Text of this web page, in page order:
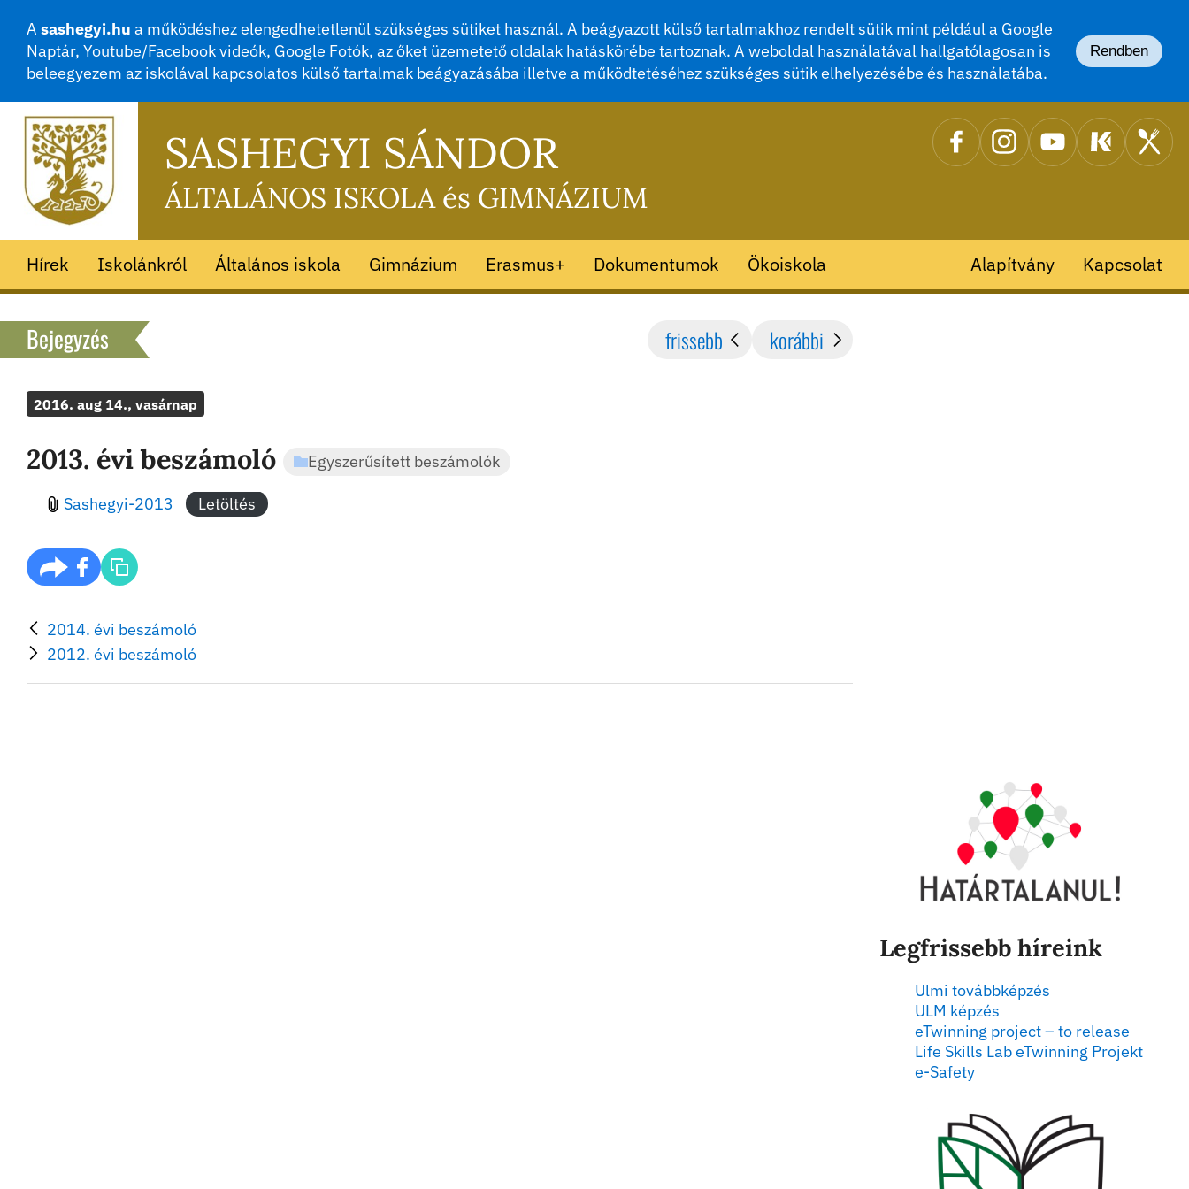
A sashegyi.hu a működéshez elengedhetetlenül szükséges sütiket használ. A beágyazott külső tartalmakhoz rendelt sütik mint például a Google
Naptár, Youtube/Facebook videók, Google Fotók, az őket üzemetető oldalak hatáskörébe tartoznak. A weboldal használatával hallgatólagosan is
beleegyezem az iskolával kapcsolatos külső tartalmak beágyazásába illetve a működtetéséhez szükséges sütik elhelyezésébe és használatába.
Rendben
SASHEGYI SÁNDOR
ÁLTALÁNOS ISKOLA és GIMNÁZIUM
Hírek Iskolánkról Általános iskola Gimnázium Erasmus+ Dokumentumok Ökoiskola Alapítvány Kapcsolat
Bejegyzés frissebb korábbi
2016. aug 14., vasárnap
2013. évi beszámoló Egyszerűsített beszámolók
Sashegyi-2013 Letöltés
2014. évi beszámoló
2012. évi beszámoló
Legfrissebb híreink
Ulmi továbbképzés
ULM képzés
eTwinning project – to release
Life Skills Lab eTwinning Projekt
e-Safety